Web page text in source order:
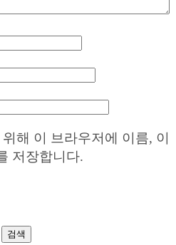
해 이 브라우저에 이름, 이
저장합니다.
검색